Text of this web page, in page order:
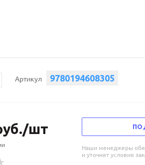
Артикул 9780194608305
/шт
Наши менеджеры
и уточнят условия